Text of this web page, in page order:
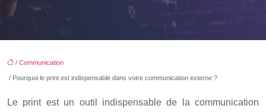
/ Communication
/ Pourquoi le print est indispensable dans votre communication externe ?
Le print est un outil indispensable de la communication